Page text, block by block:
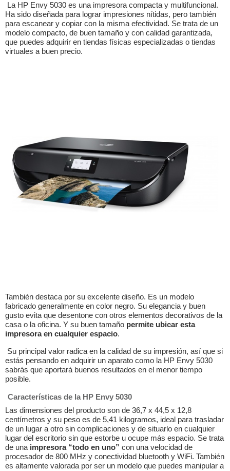
La HP Envy 5030 es una impresora compacta y multifuncional.
Ha sido diseñada para lograr impresiones nítidas, pero también
para escanear y copiar con la misma efectividad. Se trata de un
modelo compacto, de buen tamaño y con calidad garantizada,
que puedes adquirir en tiendas físicas especializadas o tiendas
virtuales a buen precio.
También destaca por su excelente diseño. Es un modelo
fabricado generalmente en color negro. Su elegancia y buen
gusto evita que desentone con otros elementos decorativos de la
casa o la oficina. Y su buen tamaño permite ubicar esta
impresora en cualquier espacio.
Su principal valor radica en la calidad de su impresión, así que si
estás pensando en adquirir un aparato como la HP Envy 5030
sabrás que aportará buenos resultados en el menor tiempo
posible.
Características de la HP Envy 5030
Las dimensiones del producto son de 36,7 x 44,5 x 12,8
centímetros y su peso es de 5,41 kilogramos, ideal para trasladar
de un lugar a otro sin complicaciones y de situarlo en cualquier
lugar del escritorio sin que estorbe u ocupe más espacio. Se trata
de una impresora “todo en uno” con una velocidad de
procesador de 800 MHz y conectividad bluetooth y WiFi. También
es altamente valorada por ser un modelo que puedes manipular a